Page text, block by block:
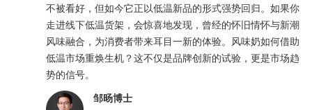
不被看好，但如今它正以低温新品的形式强势回归。如果你
走进线下低温货架，会惊喜地发现，曾经的怀旧情怀与新潮
风味融合，为消费者带来耳目一新的体验。风味奶如何借助
低温市场重焕生机？这不仅是品牌创新的试验，更是市场趋
势的信号。
邹旸博士